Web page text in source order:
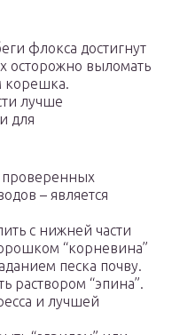
флокса достигнут
осторожно выломать
корешка.
лучше
для
проверенных
– является
с нижней части
“корневина”
песка почву.
раствором “эпина”.
и лучшей